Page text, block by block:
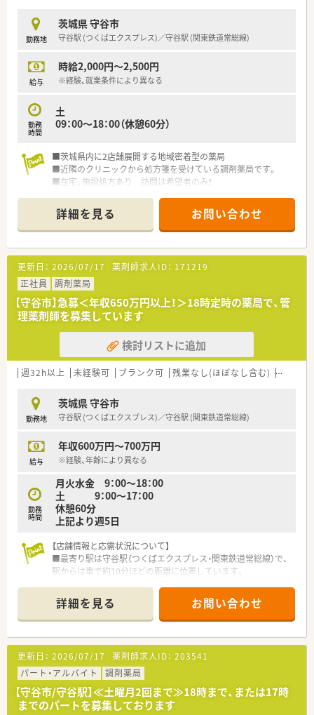
分野を極める道も用意されています。
～社長の考え方～
『勉強できる人＝仕事が出来る人、ではない』
には評価をする』
『会社は一人では成り立たず、皆に対する感謝“ありがとう”が
勤務地
茨城県 守谷市
守谷駅 (つくばエクスプレス)／守谷駅 (関東鉄道常総線)
給与
時給2,000円～2,500円
※経験、就業条件により異なる
勤務
時間
土
09：00～18：00（休憩60分）
■茨城県内に2店舗展開する地域密着型の薬局
■近隣のクリニックから処方箋を受けている調剤薬局です。
■在宅、施設処方あり 訪問は希望者のみ！
詳細を見る お問い合わせ
更新日： 2026/07/17 薬剤師求人ID： 171219
正社員
調剤薬局
【守谷市】急募＜年収650万円以上！＞18時定時の薬局で、管
理薬剤師を募集しています
検討リストに追加
週32h以上 未経験可 ブランク可 残業なし(ほぼなし含む) 転勤な
勤務地
茨城県 守谷市
守谷駅 (つくばエクスプレス)／守谷駅 (関東鉄道常総線)
給与
年収600万円～700万円
※経験、年齢により異なる
勤務
時間
月火水金 9：00～18：00
土 9：00～17：00
休憩60分
上記より週5日
【店舗情報と応需状況について】
■最寄り駅は守谷駅（つくばエクスプレス・関東鉄道常総線）で、
駅からは車で約10分ほどの距離に位置しています。
への在宅医療にも積極的に取り組んでいます。
■1日の処方箋枚数は45枚から50枚程度で、薬剤師は常時2名か
ら3名体制、事務員1名で対応しています。
【募集背景と求める人物像について】
■協調性を大切にし、他のスタッフと円滑なコミュニケーション
を図りながら業務に励んでいただける方を求めています。
■地域医療への貢献意欲が高く、患者様一人ひとりに寄り添った
丁寧な対応を心掛けていただける方を歓迎します。
詳細を見る お問い合わせ
更新日： 2026/07/17 薬剤師求人ID： 203541
パート・アルバイト
調剤薬局
【守谷市/守谷駅】≪土曜月2回まで≫18時まで、または17時
までのパートを募集しております